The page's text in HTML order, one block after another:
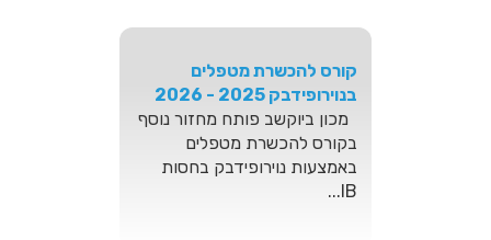
בנוירופידבק 2025 - 2026
מכון ביוקשב פותח מחזור נוסף
בקורס להכשרת מטפלים
באמצעות נוירופידבק בחסות
IB...